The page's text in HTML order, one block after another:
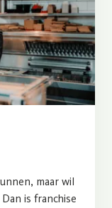
maar wil
is franchise